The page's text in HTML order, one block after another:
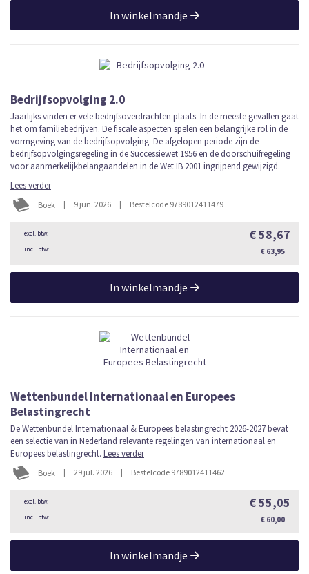
In winkelmandje
Bedrijfsopvolging 2.0
Jaarlijks vinden er vele bedrijfsoverdrachten plaats. In de meeste gevallen gaat
het om familiebedrijven. De fiscale aspecten spelen een belangrijke rol in de
vormgeving van de bedrijfsopvolging. De afgelopen periode zijn de
bedrijfsopvolgingsregeling in de Successiewet 1956 en de doorschuifregeling
voor aanmerkelijkbelangaandelen in de Wet IB 2001 ingrijpend gewijzigd.
Lees verder
Boek | 9 jun. 2026 | Bestelcode 9789012411479
€ 58,67
€ 63,95
In winkelmandje
Wettenbundel Internationaal en Europees
Belastingrecht
De Wettenbundel Internationaal & Europees belastingrecht 2026-2027 bevat
een selectie van in Nederland relevante regelingen van internationaal en
Europees belastingrecht. Lees verder
Boek | 29 jul. 2026 | Bestelcode 9789012411462
€ 55,05
€ 60,00
In winkelmandje